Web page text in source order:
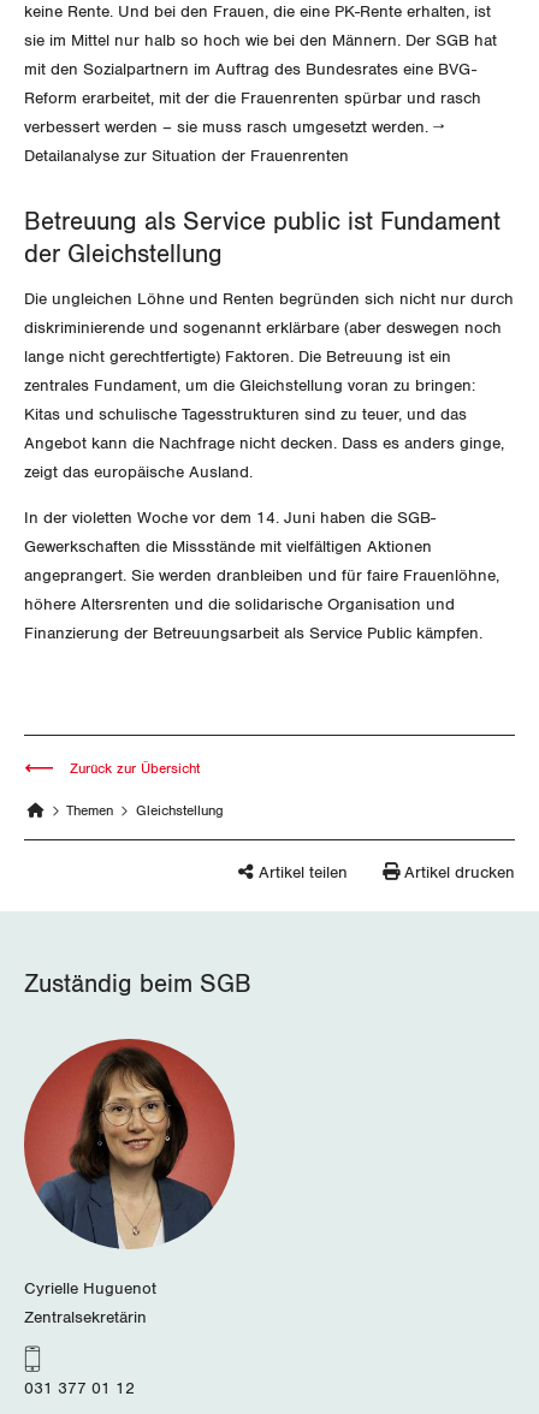
Schaffhausen
Schwyz
Solothurn
Tessin
Thurgau
Zürich
keine Rente. Und bei den Frauen, die eine PK-Rente erhalten, ist
sie im Mittel nur halb so hoch wie bei den Männern. Der SGB hat
mit den Sozialpartnern im Auftrag des Bundesrates eine BVG-
Reform erarbeitet, mit der die Frauenrenten spürbar und rasch
verbessert werden – sie muss rasch umgesetzt werden. →
Detailanalyse zur Situation der Frauenrenten
Betreuung als Service public ist Fundament
der Gleichstellung
Die ungleichen Löhne und Renten begründen sich nicht nur durch
diskriminierende und sogenannt erklärbare (aber deswegen noch
lange nicht gerechtfertigte) Faktoren. Die Betreuung ist ein
zentrales Fundament, um die Gleichstellung voran zu bringen:
Kitas und schulische Tagesstrukturen sind zu teuer, und das
Angebot kann die Nachfrage nicht decken. Dass es anders ginge,
zeigt das europäische Ausland.
In der violetten Woche vor dem 14. Juni haben die SGB-
Gewerkschaften die Missstände mit vielfältigen Aktionen
angeprangert. Sie werden dranbleiben und für faire Frauenlöhne,
höhere Altersrenten und die solidarische Organisation und
Finanzierung der Betreuungsarbeit als Service Public kämpfen.
Themen Gleichstellung
Zurück zur Übersicht
Artikel teilen Artikel drucken
Zuständig beim SGB
Cyrielle Huguenot
Zentralsekretärin
031 377 01 12